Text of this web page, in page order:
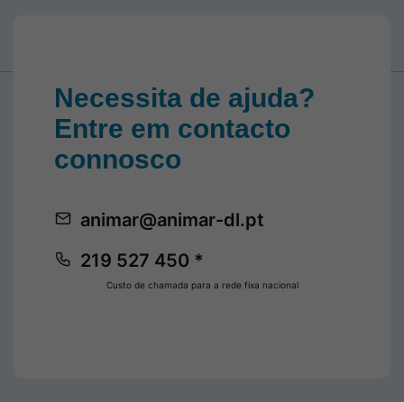
Necessita de ajuda?
Entre em contacto
connosco
219 527 450 *
animar@animar-dl.pt
Custo de chamada para a rede fixa nacional